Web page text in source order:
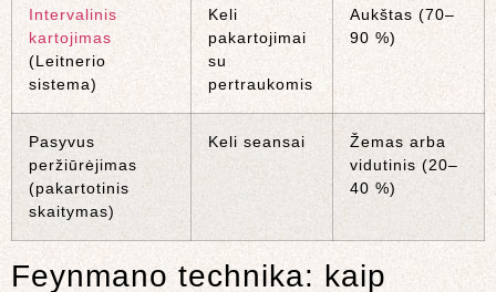
Intervalinis
kartojimas
(Leitnerio
sistema)
Keli
pakartojimai
su
pertraukomis
Aukštas (70–
90 %)
Pasyvus
peržiūrėjimas
(pakartotinis
skaitymas)
Keli seansai
Žemas arba
vidutinis (20–
40 %)
Feynmano technika: kaip